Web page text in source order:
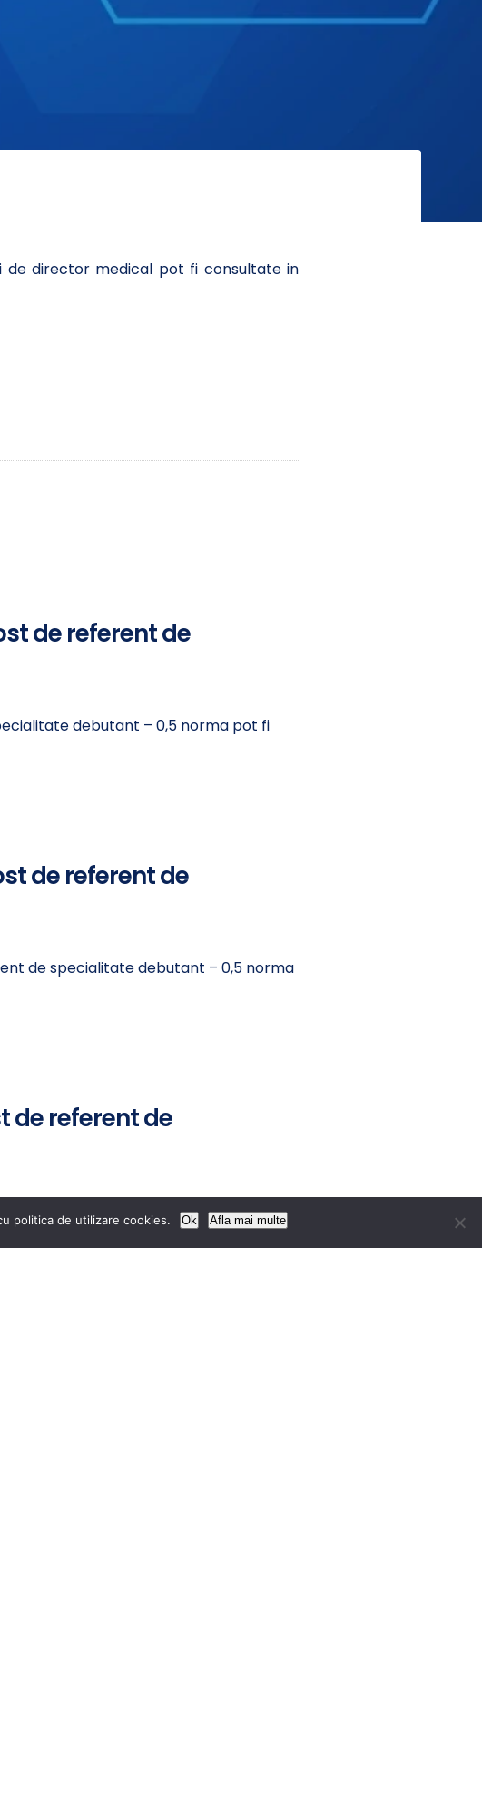
de director medical pot fi consultate in
de referent de
debutant – 0,5 norma pot fi
de referent de
de specialitate debutant – 0,5 norma
de referent de
referent de specialitate debutant – 0,5
politica de utilizare cookies. Ok Afla mai multe